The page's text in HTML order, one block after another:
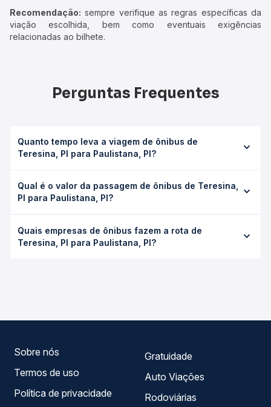
Recomendação: sempre verifique as regras específicas da
viação escolhida, bem como eventuais exigências
relacionadas ao bilhete.
Perguntas Frequentes
Quanto tempo leva a viagem de ônibus de
Teresina, PI para Paulistana, PI?
leva em média 8h, podendo variar conforme a viação, o
tipo de serviço (convencional, executivo ou leito) e as
opção na data desejada.
Qual é o valor da passagem de ônibus de Teresina,
PI para Paulistana, PI?
Paulistana, PI custa em média R$ 170,38 e varia conforme
a data da viagem, a empresa, o tipo de poltrona e a
Quais empresas de ônibus fazem a rota de
Teresina, PI para Paulistana, PI?
Sobre nós
Termos de uso
Política de privacidade
Gratuidade
Auto Viações
Rodoviárias